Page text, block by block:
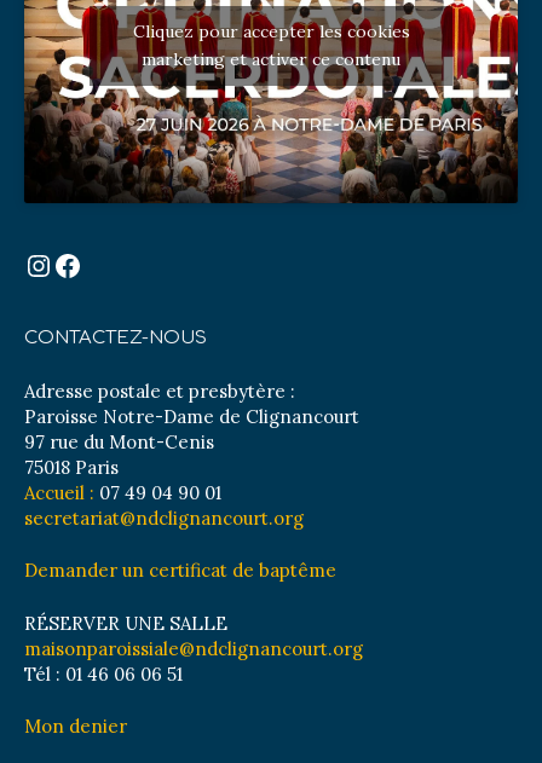
Cliquez pour accepter les cookies
marketing et activer ce contenu
Instagram
Facebook
CONTACTEZ-NOUS
Adresse postale et presbytère :
Paroisse Notre-Dame de Clignancourt
97 rue du Mont-Cenis
75018 Paris
Accueil : 07 49 04 90 01
secretariat@ndclignancourt.org
Demander un certificat de baptême
RÉSERVER UNE SALLE
maisonparoissiale@ndclignancourt.org
Tél : 01 46 06 06 51
Mon denier